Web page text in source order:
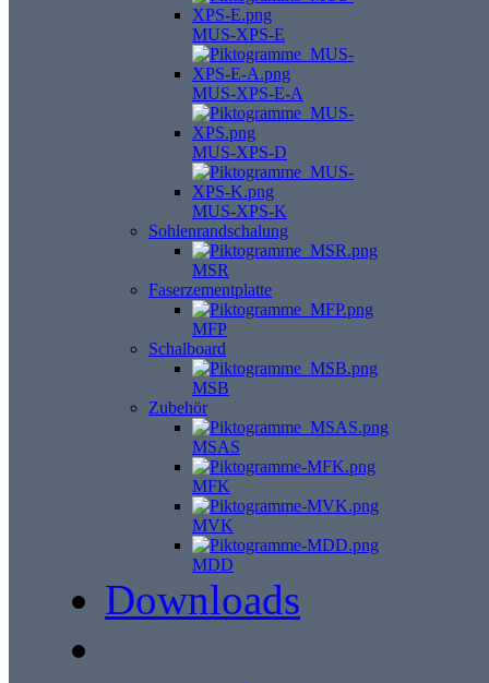
MUS-XPS-E
MUS-XPS-E-A
MUS-XPS-D
MUS-XPS-K
Sohlenrandschalung
MSR
Faserzementplatte
MFP
Schalboard
MSB
Zubehör
MSAS
MFK
MVK
MDD
Downloads